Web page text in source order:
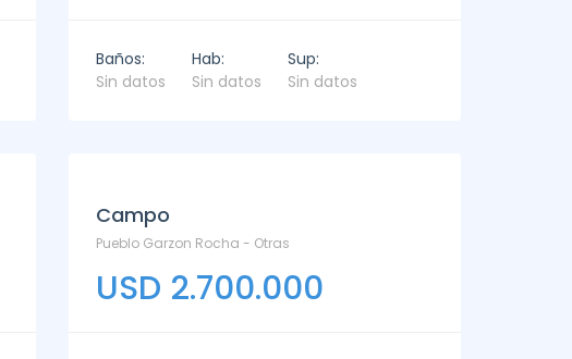
Baños:
Sin datos
Hab:
Sin datos
Sup:
Sin datos
Campo
Pueblo Garzon Rocha - Otras
USD 2.700.000